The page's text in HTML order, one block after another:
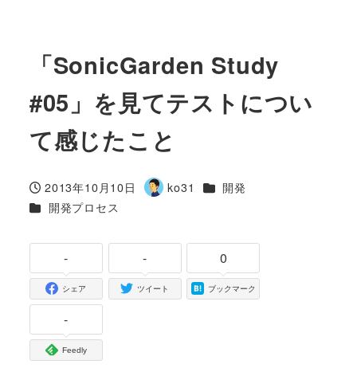
「SonicGarden Study
#05」を見てテストについ
て感じたこと
投稿日
2013年10月10日
著
ko31 カテゴリー
開発
カテゴリー
開発プロセス
-
シェア
-
ツイート
0
ブックマーク
-
Feedly